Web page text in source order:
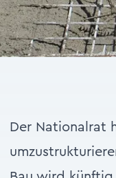
Der Nationalrat